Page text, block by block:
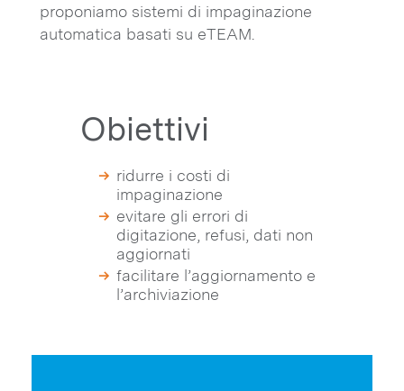
proponiamo sistemi di impaginazione
automatica basati su eTEAM.
Obiettivi
ridurre i costi di
impaginazione
evitare gli errori di
digitazione, refusi, dati non
aggiornati
facilitare l’aggiornamento e
l’archiviazione